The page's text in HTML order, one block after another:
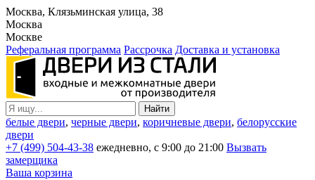
Москва, Клязьминская улица, 38
Москва
Москве
Реферальная программа Рассрочка Доставка и установка
белые двери, черные двери, коричневые двери, белорусские
двери
+7 (499) 504-43-38 ежедневно, с 9:00 до 21:00 Вызвать
замерщика
Ваша корзина